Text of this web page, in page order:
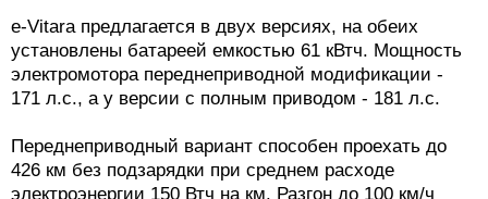
e-Vitara предлагается в двух версиях, на обеих
установлены батареей емкостью 61 кВтч. Мощность
электромотора переднеприводной модификации -
171 л.с., а у версии с полным приводом - 181 л.с.
Переднеприводный вариант способен проехать до
426 км без подзарядки при среднем расходе
электроэнергии 150 Втч на км. Разгон до 100 км/ч